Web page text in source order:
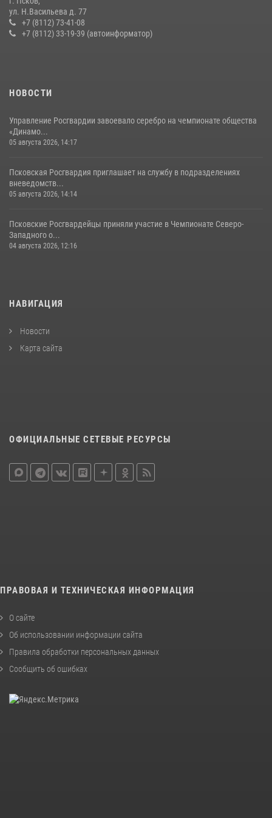
сотрудников вневедомственной охраны Росгвардии, Псковские
Росгвардейцы одержали победу
30 июля 2026, 05:10 3
22 июля 2026, 10:19
ул. Н.Васильева д. 77
+7 (8112) 73-41-08
+7 (8112) 33-19-39 (автоинформатор)
НОВОСТИ
Управление Росгвардии завоевало серебро на чемпионате общества
«Динамо...
05 августа 2026, 14:17
Псковская Росгвардия приглашает на службу в подразделениях
вневедомств...
05 августа 2026, 14:14
Псковские Росгвардейцы приняли участие в Чемпионате Северо-
Западного о...
04 августа 2026, 12:16
НАВИГАЦИЯ
Новости
Карта сайта
ОФИЦИАЛЬНЫЕ СЕТЕВЫЕ РЕСУРСЫ
ПРАВОВАЯ И ТЕХНИЧЕСКАЯ ИНФОРМАЦИЯ
О сайте
Об использовании информации сайта
Правила обработки персональных данных
Сообщить об ошибках